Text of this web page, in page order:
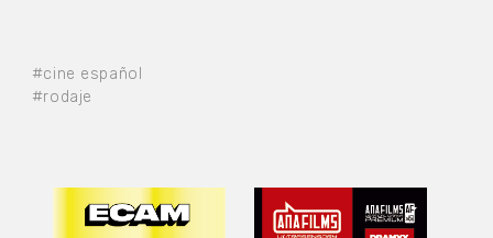
#cine español
#rodaje